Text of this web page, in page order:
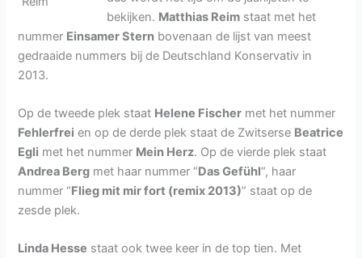
bekijken. Matthias Reim staat met het
nummer Einsamer Stern bovenaan de lijst van meest
gedraaide nummers bij de Deutschland Konservativ in
2013.
Op de tweede plek staat Helene Fischer met het nummer
Fehlerfrei en op de derde plek staat de Zwitserse Beatrice
Egli met het nummer Mein Herz. Op de vierde plek staat
Andrea Berg met haar nummer “Das Gefühl“, haar
nummer “Flieg mit mir fort (remix 2013)” staat op de
zesde plek.
Linda Hesse staat ook twee keer in de top tien. Met